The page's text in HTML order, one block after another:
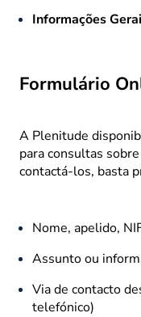
Informações
Formulário
A Plenitude
para consultas
contactá-los, basta
Nome, apelido,
Assunto ou
Via de contacto
telefónico)